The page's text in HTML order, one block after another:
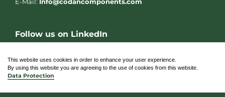
This website uses cookies in order to enhance your user experience.
By using this website you are agreeing to the use of cookies from this website.
Data Protection
E-Mail: Info@codancomponents.com
Follow us on LinkedIn
L
n
k
e
i